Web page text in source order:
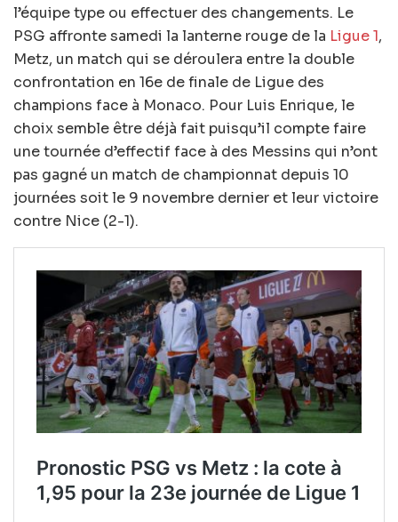
l’équipe type ou effectuer des changements. Le
PSG affronte samedi la lanterne rouge de la Ligue 1,
Metz, un match qui se déroulera entre la double
confrontation en 16e de finale de Ligue des
champions face à Monaco. Pour Luis Enrique, le
choix semble être déjà fait puisqu’il compte faire
une tournée d’effectif face à des Messins qui n’ont
pas gagné un match de championnat depuis 10
journées soit le 9 novembre dernier et leur victoire
contre Nice (2-1).